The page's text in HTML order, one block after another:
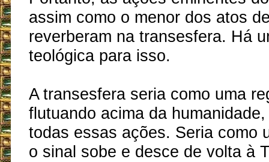
assim como o menor dos atos
reverberam na transesfera. Há
teológica para isso.
A transesfera seria como uma
flutuando acima da
todas essas ações. Seria como
o sinal sobe e desce de volta à